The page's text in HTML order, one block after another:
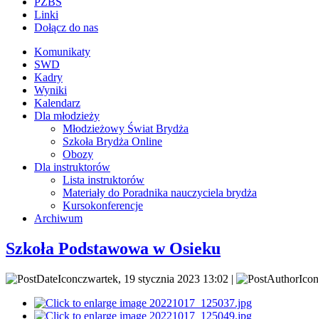
Linki
Dołącz do nas
Komunikaty
SWD
Kadry
Wyniki
Kalendarz
Dla młodzieży
Młodzieżowy Świat Brydża
Szkoła Brydża Online
Obozy
Dla instruktorów
Lista instruktorów
Materiały do Poradnika nauczyciela brydża
Kursokonferencje
Archiwum
Szkoła Podstawowa w Osieku
czwartek, 19 stycznia 2023 13:02 |